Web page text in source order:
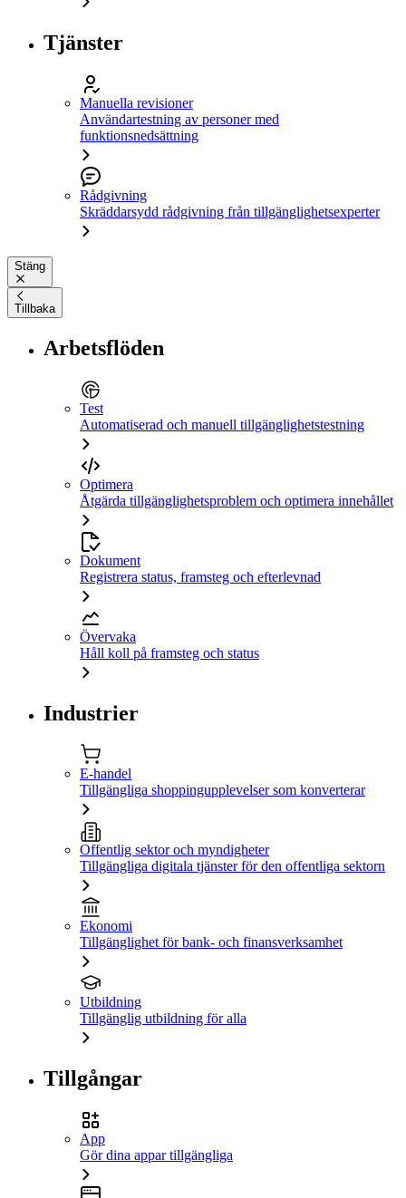
Tjänster
Manuella revisioner
Användartestning av personer med
funktionsnedsättning
Rådgivning
Skräddarsydd rådgivning från tillgänglighetsexperter
Stäng
Tillbaka
Arbetsflöden
Test
Automatiserad och manuell tillgänglighetstestning
Optimera
Åtgärda tillgänglighetsproblem och optimera innehållet
Dokument
Registrera status, framsteg och efterlevnad
Övervaka
Håll koll på framsteg och status
Industrier
E-handel
Tillgängliga shoppingupplevelser som konverterar
Offentlig sektor och myndigheter
Tillgängliga digitala tjänster för den offentliga sektorn
Ekonomi
Tillgänglighet för bank- och finansverksamhet
Utbildning
Tillgänglig utbildning för alla
Tillgångar
App
Gör dina appar tillgängliga